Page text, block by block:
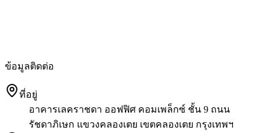
ข้อมูลติดต่อ
ที่อยู่
อาคารเลคราชดา ออฟฟิศ คอมเพล็กซ์ ชั้น 9 ถนน
รัชดาภิเษก แขวงคลองเตย เขตคลองเตย กรุงเทพฯ